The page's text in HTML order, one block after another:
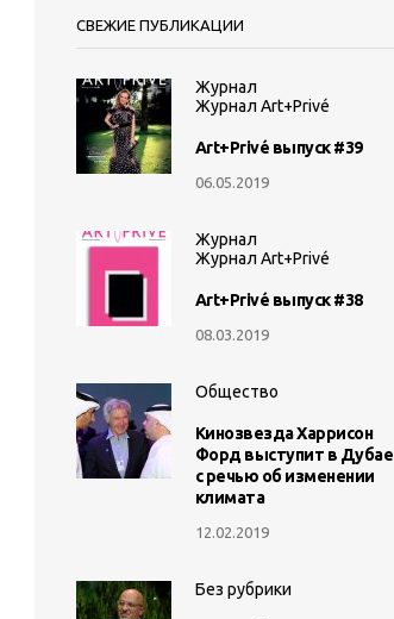
СВЕЖИЕ ПУБЛИКАЦИИ
Журнал
Журнал Art+Privé
Art+Privé выпуск #39
06.05.2019
Журнал
Журнал Art+Privé
Art+Privé выпуск #38
08.03.2019
Общество
Кинозвезда Харрисон
Форд выступит в Дубае
с речью об изменении
климата
12.02.2019
Без рубрики